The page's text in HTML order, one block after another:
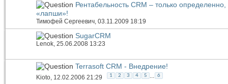
Рентабельность CRM – только определенно,
«лапши»!
Тимофей Сергеевич, 03.11.2009 18:19
SugarCRM
Lenok , 25.06.2008 13:23
Terrasoft CRM - Внедрение!
Kioto, 12.02.2006 21:29 1 2 3 4 5 ... 6